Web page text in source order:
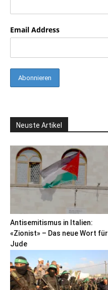
Email Address
Neuste Artikel
Antisemitismus in Italien:
«Zionist» – Das neue Wort für
Jude